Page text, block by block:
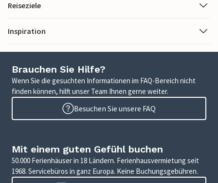
Reiseziele
Inspiration
Brauchen Sie Hilfe?
Wenn Sie die gesuchten Informationen im FAQ-Bereich nicht
finden können, hilft unser Team Ihnen gerne weiter.
Besuchen Sie unsere FAQ
Mit einem guten Gefühl buchen
50.000 Ferienhäuser in 18 Ländern. Ferienhausvermietung seit
1968. Servicebüros in ganz Europa. Keine Buchungsgebühren.